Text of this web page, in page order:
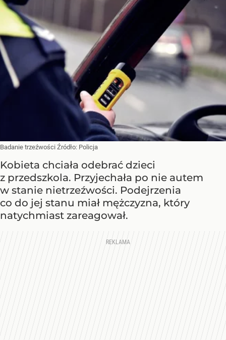
Badanie trzeźwości Źródło: Policja
Kobieta chciała odebrać dzieci
z przedszkola. Przyjechała po nie autem
w stanie nietrzeźwości. Podejrzenia
co do jej stanu miał mężczyzna, który
natychmiast zareagował.